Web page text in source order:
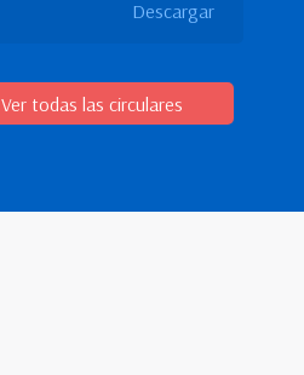
Descargar
Ver todas las circulares